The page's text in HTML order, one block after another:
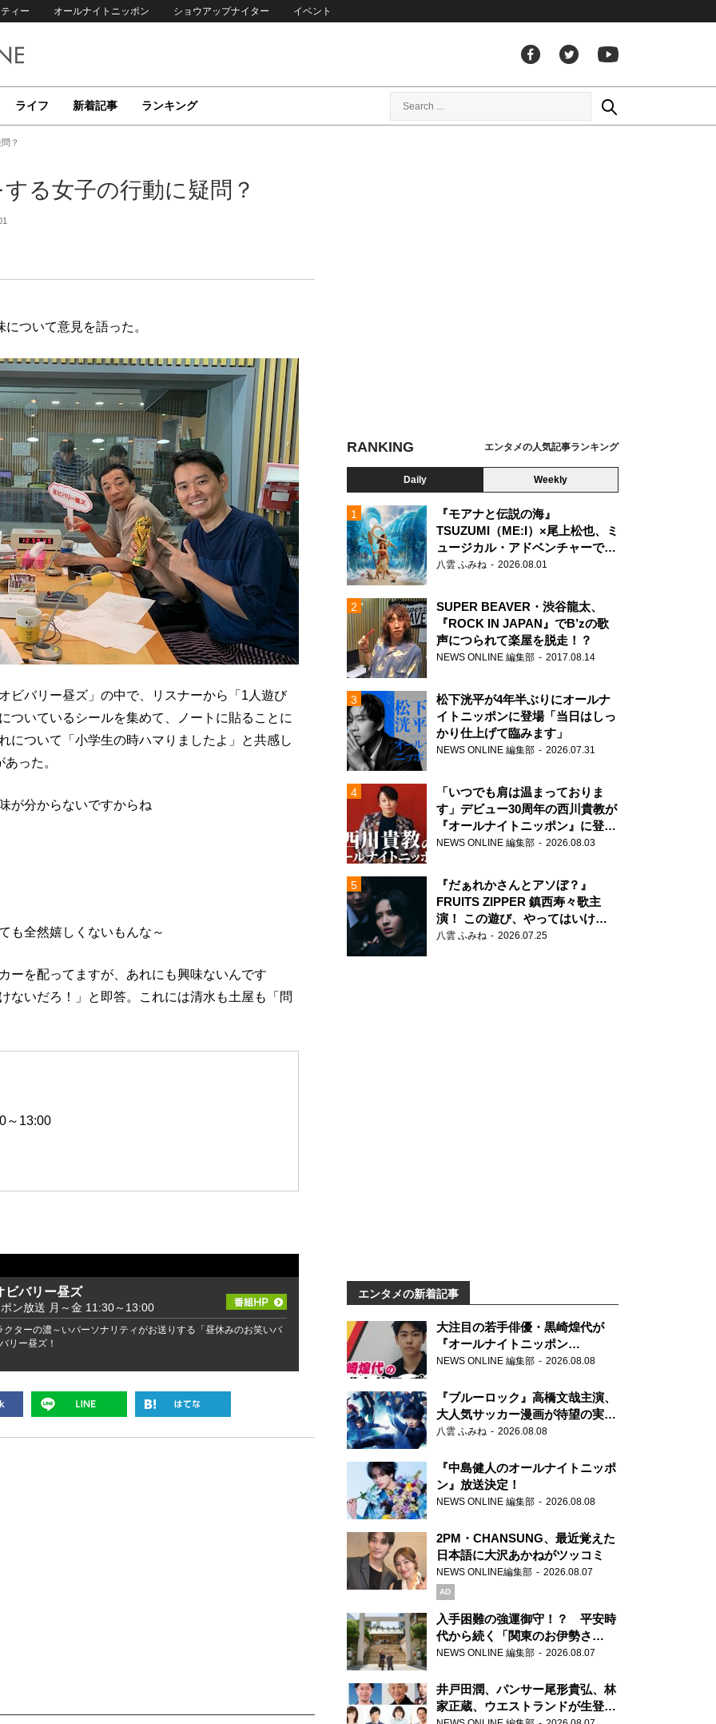
ィー オールナイトニッポン ショウアップナイター イベント
ライフ 新着記事 ランキング
？
る女子の行動に疑問？
ついて意見を語った。
ビバリー昼ズ」の中で、リスナーから「1人遊び
ついているシールを集めて、ノートに貼ることに
について「小学生の時ハマりましたよ」と共感し
った。
が分からないですからね
も全然嬉しくないもんな～
ーを配ってますが、あれにも興味ないんです
ないだろ！」と即答。これには清水も土屋も「問
～13:00
ビバリー昼ズ
ン放送 月～金 11:30～13:00
クターの濃～いパーソナリティがお送りする「昼休みのお笑いバ
リー昼ズ！
RANKING エンタメの人気記事ランキング
Daily Weekly
『モアナと伝説の海』
TSUZUMI（ME:I）×尾上松也、ミ
ュージカル・アドベンチャーで美
声を響かせる
八雲 ふみね 2026.08.01
SUPER BEAVER・渋谷龍太、
『ROCK IN JAPAN』でB’zの歌
声につられて楽屋を脱走！？
NEWS ONLINE 編集部 2017.08.14
松下洸平が4年半ぶりにオールナ
イトニッポンに登場「当日はしっ
かり仕上げて臨みます」
NEWS ONLINE 編集部 2026.07.31
「いつでも肩は温まっておりま
す」デビュー30周年の西川貴教が
『オールナイトニッポン』に登
場！
NEWS ONLINE 編集部 2026.08.03
『だぁれかさんとアソぼ？』
FRUITS ZIPPER 鎮西寿々歌主
演！ この遊び、やってはいけま
せん。
八雲 ふみね 2026.07.25
エンタメの新着記事
大注目の若手俳優・黒崎煌代が
『オールナイトニッポン
0(ZERO)』に初登場「今からとて
NEWS ONLINE 編集部 2026.08.08
『ブルーロック』高橋文哉主演、
大人気サッカー漫画が待望の実写
映画に
八雲 ふみね 2026.08.08
『中島健人のオールナイトニッポ
ン』放送決定！
NEWS ONLINE 編集部 2026.08.08
2PM・CHANSUNG、最近覚えた
日本語に大沢あかねがツッコミ
NEWS ONLINE編集部 2026.08.07
AD
入手困難の強運御守！？ 平安時
代から続く「関東のお伊勢さ
ま」、芝大神宮にてランパンプス
NEWS ONLINE 編集部 2026.08.07
井戸田潤、パンサー尾形貴弘、林
家正蔵、ウエストランドが生登